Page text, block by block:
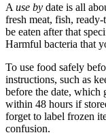
A use by date is all
fresh meat, fish,
be eaten after that
Harmful bacteria that
To use food safely
instructions, such as
before the date, which
within 48 hours if
forget to label frozen
confusion.